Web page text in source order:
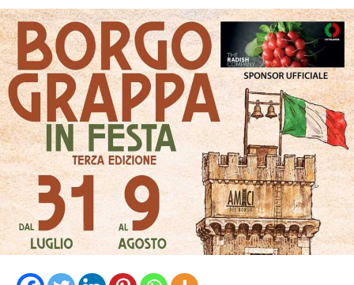
L’ingresso con unico orario alle 19 Dalle 19:15 alle
20:45, l’escursione, poi la pausa per cena al sacco, quindi
dalle 21:20 alle 23:00 l’ Osservazione guidata del cielo
stellato con gli esperti dell’APA.
Biglietto 10 euro.